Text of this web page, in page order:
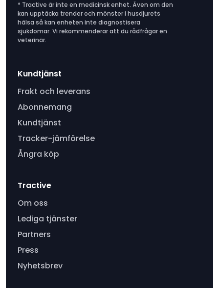
* Tractive är inte en medicinsk enhet. Även om den
kan upptäcka trender och mönster i husdjurets
hälsa så kan enheten inte diagnostisera
sjukdomar. Vi rekommenderar att du rådfrågar en
veterinär.
Kundtjänst
Frakt och leverans
Abonnemang
Kundtjänst
Tracker-jämförelse
Ångra köp
Tractive
Om oss
Lediga tjänster
Partners
Press
Nyhetsbrev